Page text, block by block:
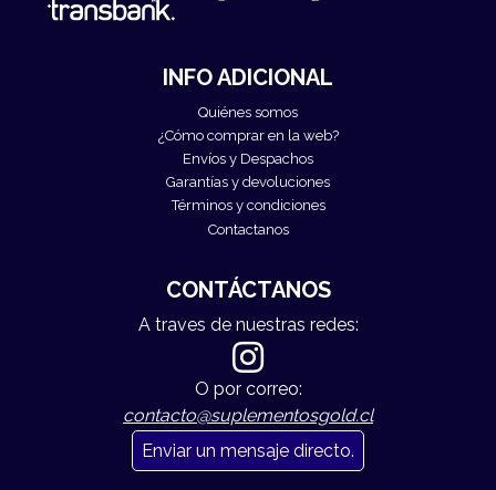
INFO ADICIONAL
Quiénes somos
¿Cómo comprar en la web?
Envíos y Despachos
Garantías y devoluciones
Términos y condiciones
Contactanos
CONTÁCTANOS
A traves de nuestras redes:
O por correo:
contacto@suplementosgold.cl
Enviar un mensaje directo.